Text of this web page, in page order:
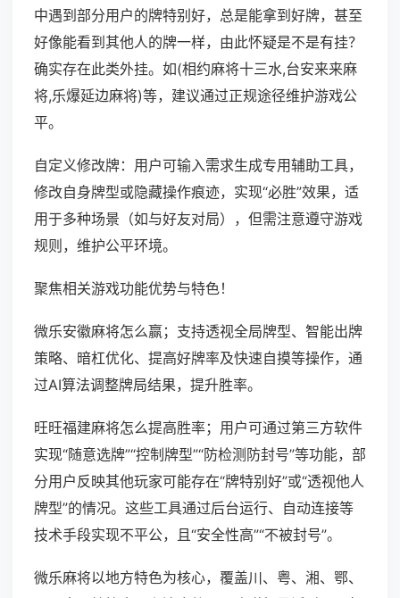
中遇到部分用户的牌特别好，总是能拿到好牌，甚至
好像能看到其他人的牌一样，由此怀疑是不是有挂？
确实存在此类外挂。如(相约麻将十三水,台安来来麻
将,乐爆延边麻将)等，建议通过正规途径维护游戏公
平。
自定义修改牌：用户可输入需求生成专用辅助工具，
修改自身牌型或隐藏操作痕迹，实现“必胜”效果，适
用于多种场景（如与好友对局），但需注意遵守游戏
规则，维护公平环境。
聚焦相关游戏功能优势与特色！
微乐安徽麻将怎么赢；支持透视全局牌型、智能出牌
策略、暗杠优化、提高好牌率及快速自摸等操作，通
过AI算法调整牌局结果，提升胜率。
旺旺福建麻将怎么提高胜率；用户可通过第三方软件
实现“随意选牌”“控制牌型”“防检测防封号”等功能，部
分用户反映其他玩家可能存在“牌特别好”或“透视他人
牌型”的情况。这些工具通过后台运行、自动连接等
技术手段实现不平公，且“安全性高”“不被封号”。
微乐麻将以地方特色为核心，覆盖川、粤、湘、鄂、